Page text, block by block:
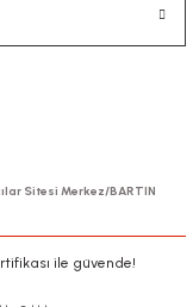
Sitesi Merkez/BARTIN
ile güvende!